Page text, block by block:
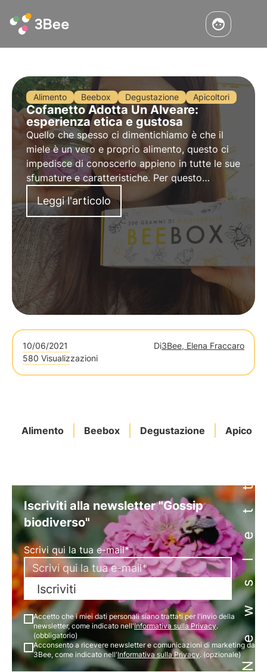
Alimento Beebox Degustazione Apicoltori
Cofanetto Adotta Un Alveare:
esperienza etica e gustosa
Quello che spesso ci dimentichiamo è che il
miele è un vero e proprio alimento, questo ci
impedisce di conoscerlo appieno in tutte le sue
sfumature e caratteristiche. Per questo
abbiamo pensato di creare il cofanetto “Adotta
un alveare”, un’esperienza gustativa etica e
sostenibile!
Leggi l'articolo
10/06/2021 Di3Bee, Elena Fraccaro
580 Visualizzazioni
Alimento Beebox Degustazione Newsletter
Iscriviti alla newsletter "Gossip
biodiverso"
Scrivi qui la tua e-mail*
Iscriviti
Accetto che i miei dati personali siano trattati per l'invio della
newsletter, come indicato nell'Informativa sulla Privacy.
(obbligatorio)
Acconsento a ricevere newsletter e comunicazioni di marketing da
3Bee, come indicato nell'Informativa sulla Privacy. (opzionale)